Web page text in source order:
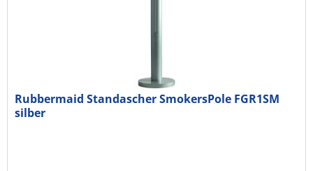
Rubbermaid Standascher SmokersPole FGR1SM
silber